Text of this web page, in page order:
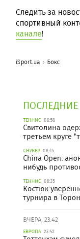
Следить за
спортивный
канале!
iSport.ua Бокс
ТЕННИС 08:58
Свитолина
третьем круге
СНУКЕР 08:45
China Open:
нибудь
ТЕННИС 08:35
Костюк
турнира в
ВЧЕРА, 23:42
ЕВРОПА 23:42